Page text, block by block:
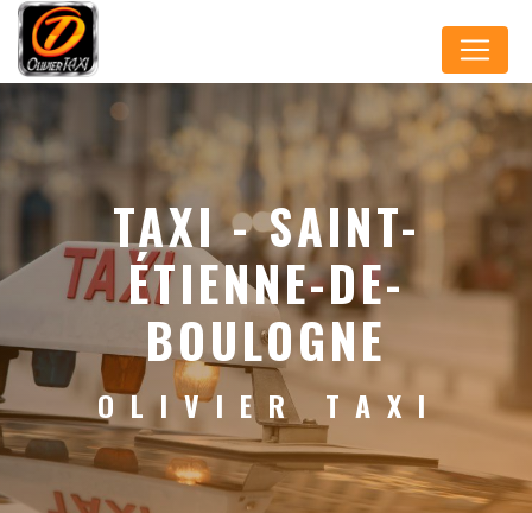
TAXI - SAINT-
ÉTIENNE-DE-
BOULOGNE
OLIVIER TAXI
Panneau de gestion des cookies